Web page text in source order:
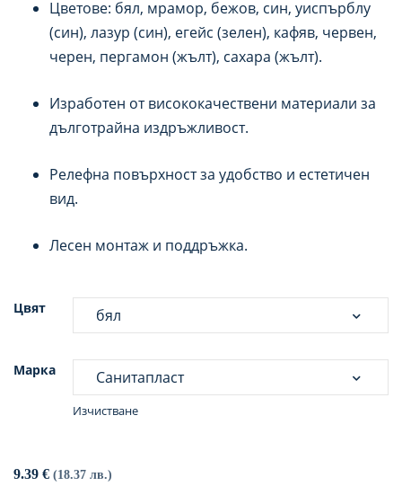
Цветове: бял, мрамор, бежов, син, уиспърблу
(син), лазур (син), егейс (зелен), кафяв, червен,
черен, пергамон (жълт), сахара (жълт).
Изработен от висококачествени материали за
дълготрайна издръжливост.
Релефна повърхност за удобство и естетичен
вид.
Лесен монтаж и поддръжка.
Цвят
Марка
Изчистване
9.39 € (18.37 лв.)